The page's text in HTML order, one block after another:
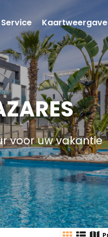
voor uw vakantie
Kaartweergave